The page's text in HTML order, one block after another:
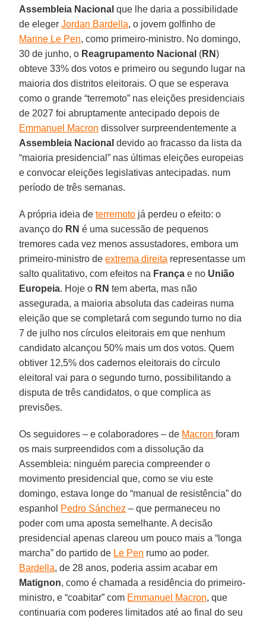
Assembleia Nacional que lhe daria a possibilidade
de elegerJordan Bardella, o jovem golfinho de
Marine Le Pen, como primeiro-ministro. No domingo,
30 de junho, o Reagrupamento Nacional (RN)
obteve 33% dos votos e primeiro ou segundo lugar na
maioria dos distritos eleitorais. O que se esperava
como o grande “terremoto” nas eleições presidenciais
de 2027 foi abruptamente antecipado depois de
Emmanuel Macron dissolver surpreendentemente a
Assembleia Nacional devido ao fracasso da lista da
“maioria presidencial” nas últimas eleições europeias
e convocar eleições legislativas antecipadas. num
período de três semanas.
A própria ideia deterremoto já perdeu o efeito: o
avanço do RN é uma sucessão de pequenos
tremores cada vez menos assustadores, embora um
primeiro-ministro deextrema direita representasse um
salto qualitativo, com efeitos na França e no União
Europeia. Hoje o RN tem aberta, mas não
assegurada, a maioria absoluta das cadeiras numa
eleição que se completará com segundo turno no dia
7 de julho nos círculos eleitorais em que nenhum
candidato alcançou 50% mais um dos votos. Quem
obtiver 12,5% dos cadernos eleitorais do círculo
eleitoral vai para o segundo turno, possibilitando a
disputa de três candidatos, o que complica as
previsões.
Os seguidores – e colaboradores – de Macronforam
os mais surpreendidos com a dissolução da
Assembleia: ninguém parecia compreender o
movimento presidencial que, como se viu este
domingo, estava longe do “manual de resistência” do
espanhol Pedro Sánchez – que permaneceu no
poder com uma aposta semelhante. A decisão
presidencial apenas clareou um pouco mais a “longa
marcha” do partido de Le Pen rumo ao poder.
Bardella, de 28 anos, poderia assim acabar em
Matignon, como é chamada a residência do primeiro-
ministro, e “coabitar” com Emmanuel Macron, que
continuaria com poderes limitados até ao final do seu